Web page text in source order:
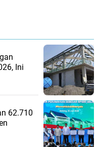
Ini
62.710